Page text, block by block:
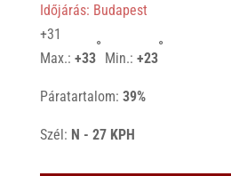
Időjárás: Budapest
+31
Max.: +33
°
Min.: +23
°
Páratartalom: 39%
Szél: N - 27 KPH